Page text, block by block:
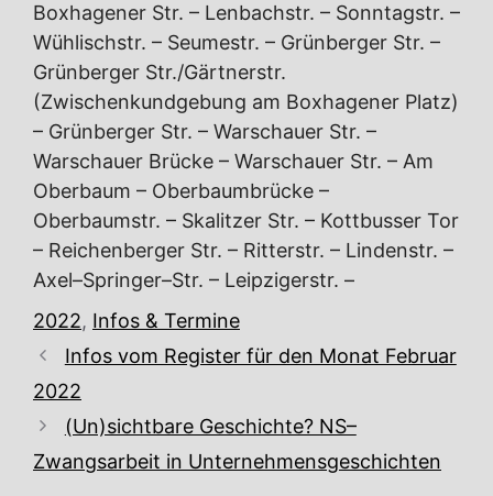
Boxhagener Str. – Lenbachstr. – Sonntagstr. –
Wühlischstr. – Seumestr. – Grünberger Str. –
Grünberger Str./Gärtnerstr.
(Zwischenkundgebung am Boxhagener Platz)
– Grünberger Str. – Warschauer Str. –
Warschauer Brücke – Warschauer Str. – Am
Oberbaum – Oberbaumbrücke –
Oberbaumstr. – Skalitzer Str. – Kottbusser Tor
– Reichenberger Str. – Ritterstr. – Lindenstr. –
Axel–Springer–Str. – Leipzigerstr. –
Kategorien
2022, Infos & Termine
Infos vom Register für den Monat Februar
2022
(Un)sichtbare Geschichte? NS–
Zwangsarbeit in Unternehmensgeschichten